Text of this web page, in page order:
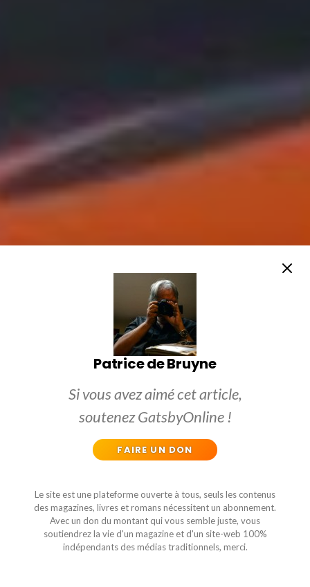
Patrice de Bruyne
Si vous avez aimé cet article,
soutenez GatsbyOnline !
FAIRE UN DON
Le site est une plateforme ouverte à tous, seuls les contenus
des magazines, livres et romans nécessitent un abonnement.
Avec un don du montant qui vous semble juste, vous
soutiendrez la vie d'un magazine et d'un site-web 100%
indépendants des médias traditionnels, merci.